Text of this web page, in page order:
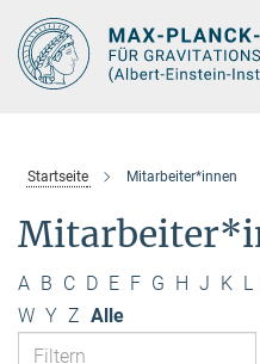
Hauptinhalt
Startseite Mitarbeiter*innen
A B C D E F G H J K L
W Y Z Alle